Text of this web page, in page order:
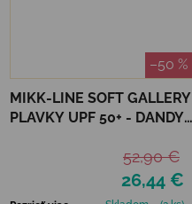
–50 %
MIKK-LINE SOFT GALLERY
PLAVKY UPF 50+ - DANDY
26,44 €
52,90 €